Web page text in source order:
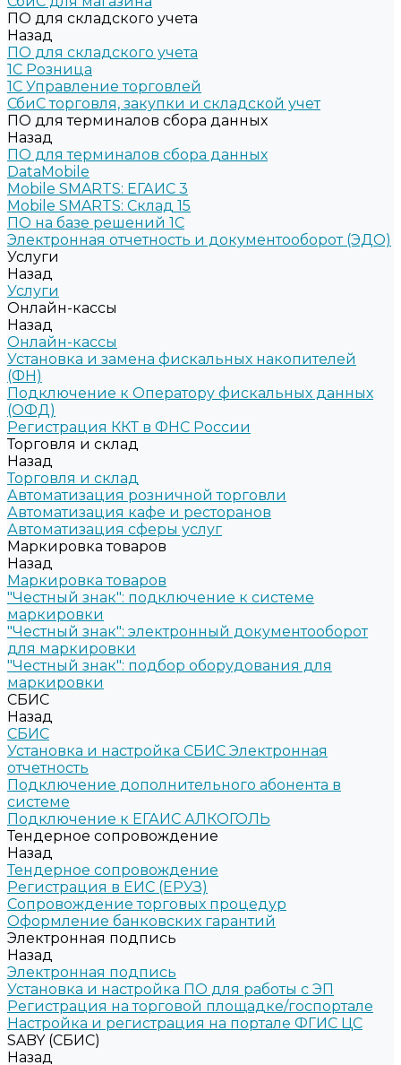
ПО для складского учета
Назад
ПО для складского учета
1C Розница
1С Управление торговлей
СбиС торговля, закупки и складской учет
ПО для терминалов сбора данных
Назад
ПО для терминалов сбора данных
DataMobile
Mobile SMARTS: ЕГАИС 3
Mobile SMARTS: Склад 15
ПО на базе решений 1С
Электронная отчетность и документооборот (ЭДО)
Услуги
Назад
Услуги
Онлайн-кассы
Назад
Онлайн-кассы
Установка и замена фискальных накопителей
(ФН)
Подключение к Оператору фискальных данных
(ОФД)
Регистрация ККТ в ФНС России
Торговля и склад
Назад
Торговля и склад
Автоматизация розничной торговли
Автоматизация кафе и ресторанов
Автоматизация сферы услуг
Маркировка товаров
Назад
Маркировка товаров
"Честный знак": подключение к системе
маркировки
"Честный знак": электронный документооборот
для маркировки
"Честный знак": подбор оборудования для
маркировки
СБИС
Назад
СБИС
Установка и настройка СБИС Электронная
отчетность
Подключение дополнительного абонента в
системе
Подключение к ЕГАИС АЛКОГОЛЬ
Тендерное сопровождение
Назад
Тендерное сопровождение
Регистрация в ЕИС (ЕРУЗ)
Сопровождение торговых процедур
Оформление банковских гарантий
Электронная подпись
Назад
Электронная подпись
Установка и настройка ПО для работы с ЭП
Регистрация на торговой площадке/госпортале
Настройка и регистрация на портале ФГИС ЦС
SABY (СБИС)
Назад